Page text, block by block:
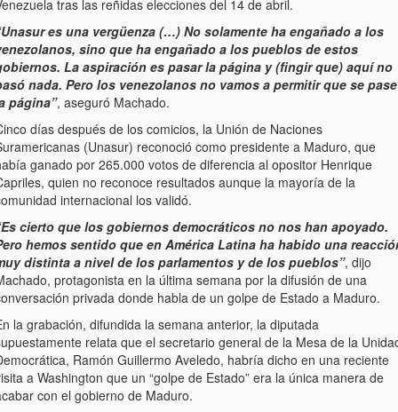
tras las reñidas elecciones del 14 de abril.
es una vergüenza (…) No solamente ha engañado a los
sino que ha engañado a los pueblos de estos
La aspiración es pasar la página y (fingir que) aquí no
nada. Pero los venezolanos no vamos a permitir que se pase
página”, aseguró Machado.
días después de los comicios, la Unión de Naciones
(Unasur) reconoció como presidente a Maduro, que
ganado por 265.000 votos de diferencia al opositor Henrique
quien no reconoce resultados aunque la mayoría de la
internacional los validó.
cierto que los gobiernos democráticos no nos han apoyado.
hemos sentido que en América Latina ha habido una
distinta a nivel de los parlamentos y de los pueblos”, dijo
protagonista en la última semana por la difusión de una
privada donde habla de un golpe de Estado a Maduro.
la grabación, difundida la semana anterior, la diputada
relata que el secretario general de la Mesa de la
Ramón Guillermo Aveledo, habría dicho en una reciente
a Washington que un “golpe de Estado” era la única manera de
con el gobierno de Maduro.